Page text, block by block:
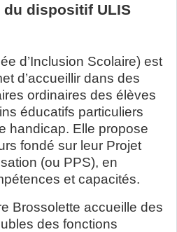
du dispositif ULIS
d’Inclusion Scolaire) est
d’accueillir dans des
ordinaires des élèves
éducatifs particuliers
handicap. Elle propose
fondé sur leur Projet
(ou PPS), en
et capacités.
Brossolette accueille des
des fonctions